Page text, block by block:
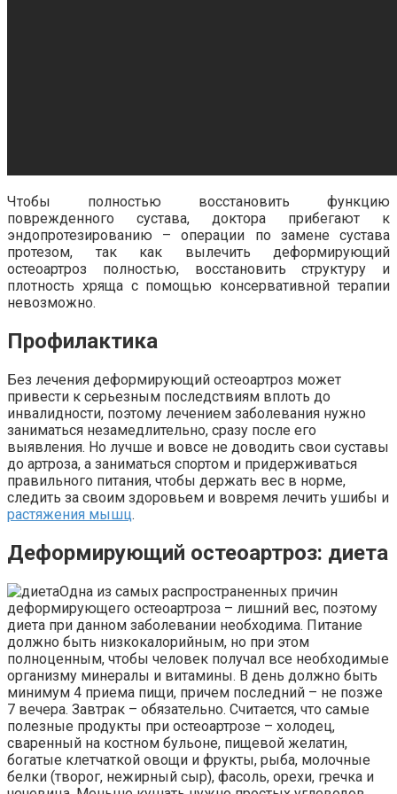
Чтобы полностью восстановить функцию
поврежденного сустава, доктора прибегают к
эндопротезированию – операции по замене сустава
протезом, так как вылечить деформирующий
остеоартроз полностью, восстановить структуру и
плотность хряща с помощью консервативной терапии
невозможно.
Профилактика
Без лечения деформирующий остеоартроз может
привести к серьезным последствиям вплоть до
инвалидности, поэтому лечением заболевания нужно
заниматься незамедлительно, сразу после его
выявления. Но лучше и вовсе не доводить свои суставы
до артроза, а заниматься спортом и придерживаться
правильного питания, чтобы держать вес в норме,
следить за своим здоровьем и вовремя лечить ушибы и
растяжения мышц.
Деформирующий остеоартроз: диета
Одна из самых распространенных причин
деформирующего остеоартроза – лишний вес, поэтому
диета при данном заболевании необходима. Питание
должно быть низкокалорийным, но при этом
полноценным, чтобы человек получал все необходимые
организму минералы и витамины. В день должно быть
минимум 4 приема пищи, причем последний – не позже
7 вечера. Завтрак – обязательно. Считается, что самые
полезные продукты при остеоартрозе – холодец,
сваренный на костном бульоне, пищевой желатин,
богатые клетчаткой овощи и фрукты, рыба, молочные
белки (творог, нежирный сыр), фасоль, орехи, гречка и